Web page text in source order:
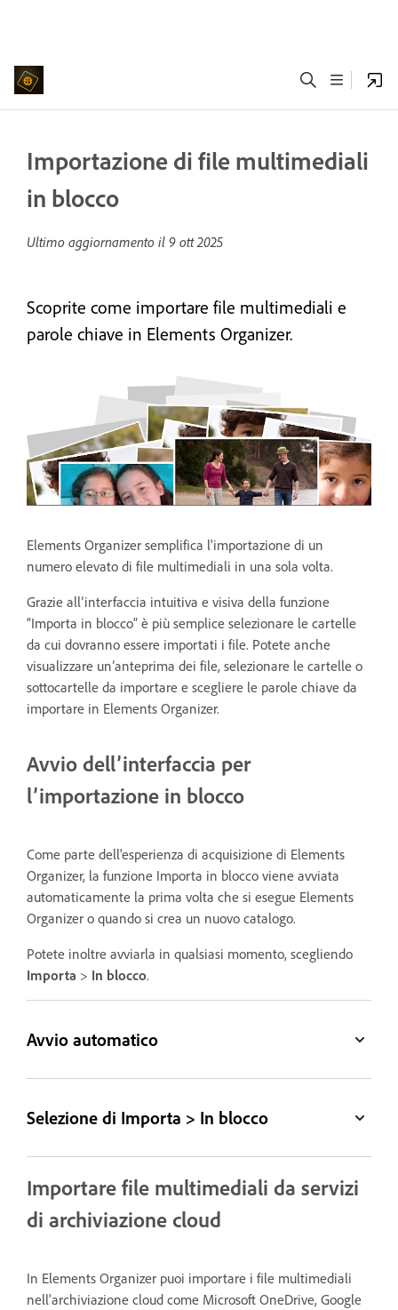
Importazione di file multimediali
in blocco
Ultimo aggiornamento il 9 ott 2025
Scoprite come importare file multimediali e
parole chiave in Elements Organizer.
Elements Organizer semplifica l'importazione di un
numero elevato di file multimediali in una sola volta.
Grazie all’interfaccia intuitiva e visiva della funzione
“Importa in blocco” è più semplice selezionare le cartelle
da cui dovranno essere importati i file. Potete anche
visualizzare un’anteprima dei file, selezionare le cartelle o
sottocartelle da importare e scegliere le parole chiave da
importare in Elements Organizer.
Avvio dell’interfaccia per
l’importazione in blocco
Come parte dell'esperienza di acquisizione di Elements
Organizer, la funzione Importa in blocco viene avviata
automaticamente la prima volta che si esegue Elements
Organizer o quando si crea un nuovo catalogo.
Potete inoltre avviarla in qualsiasi momento, scegliendo
Importa > In blocco.
Avvio automatico
Selezione di Importa > In blocco
Importare file multimediali da servizi
di archiviazione cloud
In Elements Organizer puoi importare i file multimediali
nell'archiviazione cloud come Microsoft OneDrive, Google